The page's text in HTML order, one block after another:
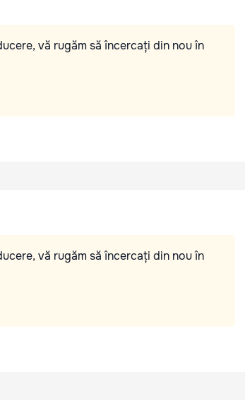
vă rugăm să încercați din nou în
vă rugăm să încercați din nou în